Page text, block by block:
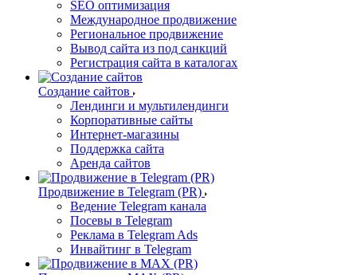
SEO оптимизация
Международное продвижение
Региональное продвижение
Вывод сайта из под санкций
Регистрация сайта в каталогах
Создание сайтов
Лендинги и мультилендинги
Корпоративные сайты
Интернет-магазины
Поддержка сайта
Аренда сайтов
Продвижение в Telegram (PR)
Ведение Telegram канала
Посевы в Telegram
Реклама в Telegram Ads
Инвайтинг в Telegram